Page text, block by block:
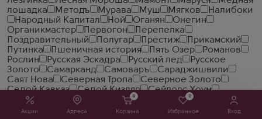
Акции Адреса
0
Корзина
0
Избранное Вход
лошадка
Методъ Мурава Муш Мягков
Налибоки
Народный Капитал
Ной Оганян
Онегин
Органикмастер
Первогон
Перепелка
Поздравительный
Полугар Престиж
Прикамский
Путинка
Пшеничная история Пять Озер
Романов
Рослин
Русская Эскадра Русский лед
Русское
Золото
Самарканд Самоваръ
Сараджишвили
Саят Нова
Северная Тропа
Северное Золото
Седой Кавказ
Седой Кизляр
Сейлорс Хоум
Славянский Трактир
Смирновъ
Сокровище Тифлиса
Солодовая Ярмарка
Солодовня Спельта
Старая